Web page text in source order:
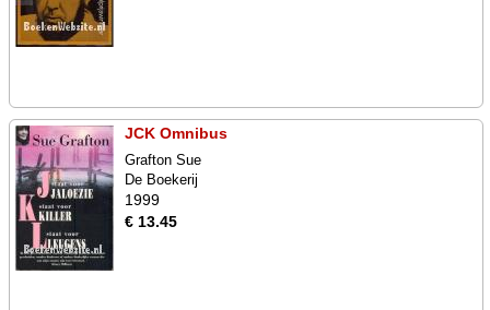
JCK Omnibus
Grafton Sue
De Boekerij
1999
€ 13.45